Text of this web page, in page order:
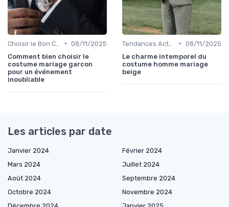
• 08/11/2025
Comment bien choisir le
costume mariage garcon
pour un événement
inoubliable
• 08/11/2025
Le charme intemporel du
costume homme mariage
beige
Les articles par date
Janvier 2024
Février 2024
Mars 2024
Juillet 2024
Août 2024
Septembre 2024
Octobre 2024
Novembre 2024